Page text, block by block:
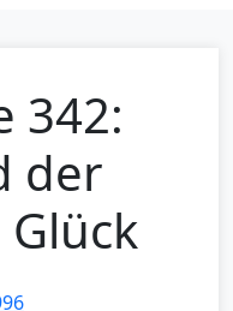
342:
der